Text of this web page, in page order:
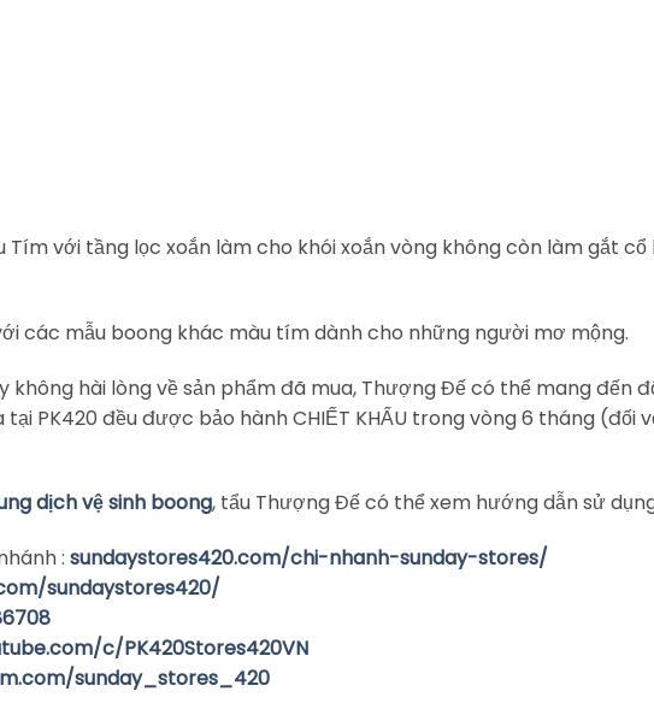
Tím với tầng lọc xoắn làm cho khói xoắn vòng không còn làm gắt
các mẫu boong khác màu tím dành cho những người mơ mộng.
không hài lòng về sản phẩm đã mua, Thượng Đế có thể mang đến
PK420 đều được bảo hành CHIẾT KHẤU trong vòng 6 tháng (đối
dịch vệ sinh boong, tẩu Thượng Đế có thể xem hướng dẫn sử
:sundaystores420.com/chi-nhanh-sunday-stores/
sundaystores420/
c/PK420Stores420VN
sunday_stores_420